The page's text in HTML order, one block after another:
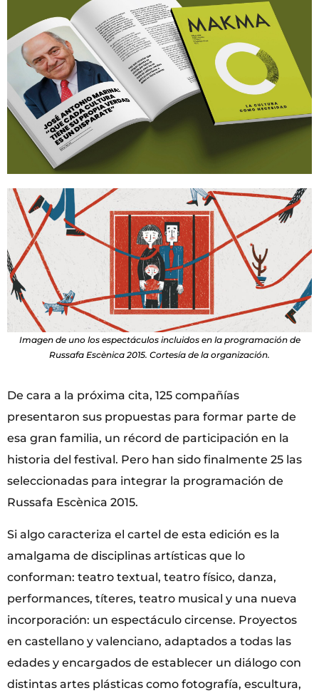
Imagen de uno los espectáculos incluidos en la programación de
Russafa Escènica 2015. Cortesía de la organización.
De cara a la próxima cita, 125 compañías
presentaron sus propuestas para formar parte de
esa gran familia, un récord de participación en la
historia del festival. Pero han sido finalmente 25 las
seleccionadas para integrar la programación de
Russafa Escènica 2015.
Si algo caracteriza el cartel de esta edición es la
amalgama de disciplinas artísticas que lo
conforman: teatro textual, teatro físico, danza,
performances, títeres, teatro musical y una nueva
incorporación: un espectáculo circense. Proyectos
en castellano y valenciano, adaptados a todas las
edades y encargados de establecer un diálogo con
distintas artes plásticas como fotografía, escultura,